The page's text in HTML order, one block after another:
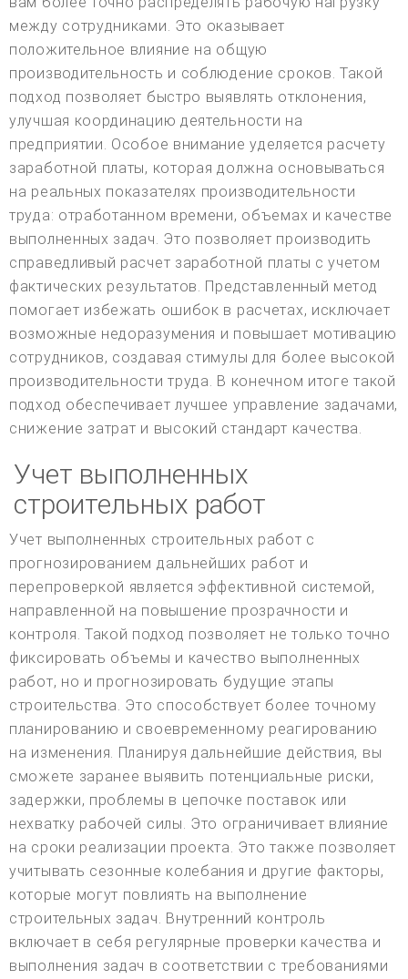
между сотрудниками. Это оказывает
положительное влияние на общую
производительность и соблюдение сроков. Такой
подход позволяет быстро выявлять отклонения,
улучшая координацию деятельности на
предприятии. Особое внимание уделяется расчету
заработной платы, которая должна основываться
на реальных показателях производительности
труда: отработанном времени, объемах и качестве
выполненных задач. Это позволяет производить
справедливый расчет заработной платы с учетом
фактических результатов. Представленный метод
помогает избежать ошибок в расчетах, исключает
возможные недоразумения и повышает мотивацию
сотрудников, создавая стимулы для более высокой
производительности труда. В конечном итоге такой
подход обеспечивает лучшее управление задачами,
снижение затрат и высокий стандарт качества.
Учет выполненных
строительных работ
Учет выполненных строительных работ с
прогнозированием дальнейших работ и
перепроверкой является эффективной системой,
направленной на повышение прозрачности и
контроля. Такой подход позволяет не только точно
фиксировать объемы и качество выполненных
работ, но и прогнозировать будущие этапы
строительства. Это способствует более точному
планированию и своевременному реагированию
на изменения. Планируя дальнейшие действия, вы
сможете заранее выявить потенциальные риски,
задержки, проблемы в цепочке поставок или
нехватку рабочей силы. Это ограничивает влияние
на сроки реализации проекта. Это также позволяет
учитывать сезонные колебания и другие факторы,
которые могут повлиять на выполнение
строительных задач. Внутренний контроль
включает в себя регулярные проверки качества и
выполнения задач в соответствии с требованиями